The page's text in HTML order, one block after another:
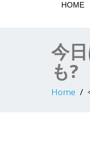
HOME
今
も?
Home